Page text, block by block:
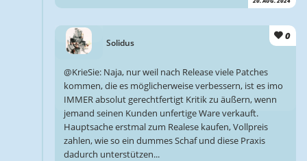
Solidus
0
@KrieSie: Naja, nur weil nach Release viele Patches
kommen, die es möglicherweise verbessern, ist es imo
IMMER absolut gerechtfertigt Kritik zu äußern, wenn
jemand seinen Kunden unfertige Ware verkauft.
Hauptsache erstmal zum Realese kaufen, Vollpreis
zahlen, wie so ein dummes Schaf und diese Praxis
dadurch unterstützen...